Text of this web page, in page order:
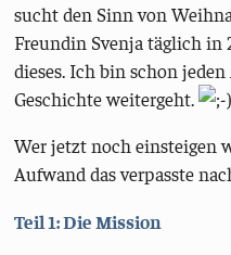
sucht den Sinn von
Freundin Svenja täglich in
dieses. Ich bin schon
Geschichte weitergeht.
Wer jetzt noch einsteigen
Aufwand das verpasste
Teil 1: Die Mission